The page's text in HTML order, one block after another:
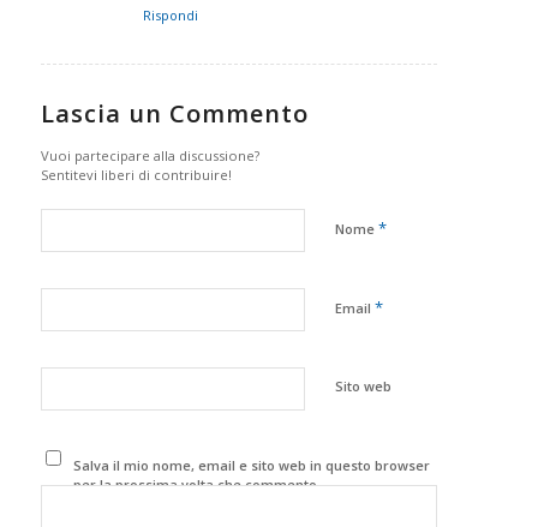
Rispondi
Lascia un Commento
Vuoi partecipare alla discussione?
Sentitevi liberi di contribuire!
Nome *
Email *
Sito web
Salva il mio nome, email e sito web in questo browser
per la prossima volta che commento.